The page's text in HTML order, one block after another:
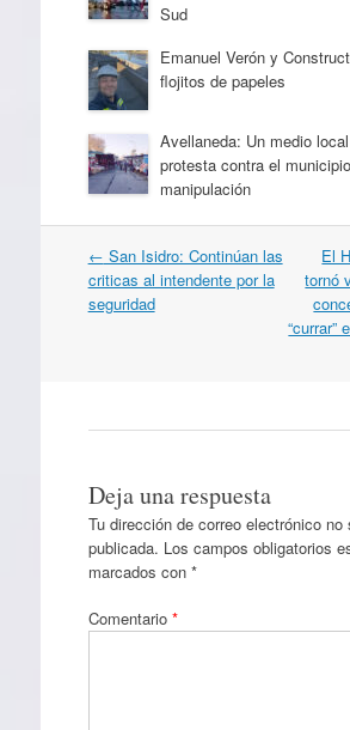
Sud
Emanuel Verón y
flojitos de papeles
Avellaneda: Un medio
protesta contra el
manipulación
Navegación
por
artículos
← San Isidro: Continúan las
criticas al intendente por la
seguridad
El
tornó
“currar”
Deja una respuesta
Tu dirección de correo electrónico no
publicada. Los campos obligatorios
marcados con *
Comentario *